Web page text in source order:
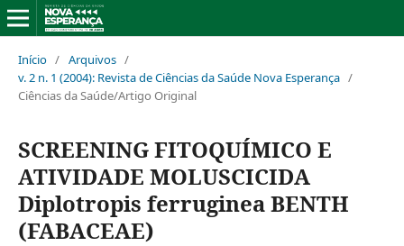
Início / Arquivos /
v. 2 n. 1 (2004): Revista de Ciências da Saúde Nova Esperança /
Ciências da Saúde/Artigo Original
SCREENING FITOQUÍMICO E
ATIVIDADE MOLUSCICIDA
Diplotropis ferruginea BENTH
(FABACEAE)